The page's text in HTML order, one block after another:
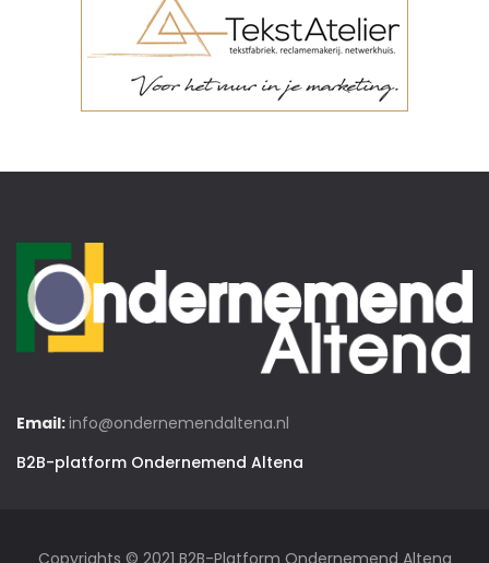
Email:info@ondernemendaltena.nl
B2B-platform Ondernemend Altena